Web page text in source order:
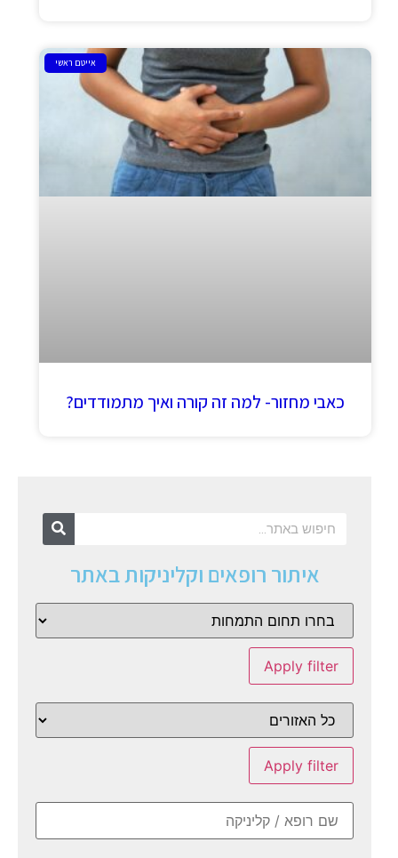
אייטם ראשי
כאבי מחזור- למה זה קורה ואיך מתמודדים?
איתור רופאים וקליניקות באתר
Apply filter
Apply filter